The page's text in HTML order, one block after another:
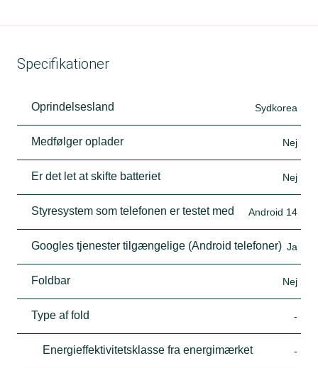
Specifikationer
Oprindelsesland Sydkorea
Medfølger oplader Nej
Er det let at skifte batteriet Nej
Styresystem som telefonen er testet med Android 14
Googles tjenester tilgængelige (Android telefoner) Ja
Foldbar Nej
Type af fold -
Energieffektivitetsklasse fra energimærket -